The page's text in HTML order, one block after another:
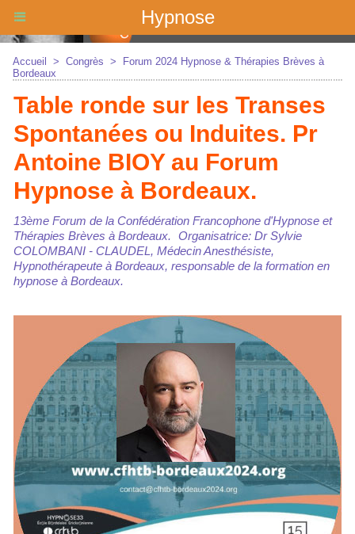
Hypnose
Accueil > Congrès >
Forum 2024 Hypnose & Thérapies Brèves à
Bordeaux
Table ronde sur les Transes
Spontanées ou Induites. Pr
Antoine BIOY au Forum
Hypnose à Bordeaux.
13ème Forum de la Confédération Francophone d'Hypnose et
Thérapies Brèves à Bordeaux. Organisatrice: Dr Sylvie
COLOMBANI - CLAUDEL, Médecin Anesthésiste,
Hypnothérapeute à Bordeaux, responsable de la formation en
hypnose à Bordeaux.